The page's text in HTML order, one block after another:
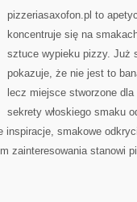
pizzeriasaxofon.pl to
koncentruje się na
sztuce wypieku pizzy. Już
pokazuje, że nie jest to
lecz miejsce stworzone
sekrety włoskiego smaku
smakowe
zainteresowania stanowi